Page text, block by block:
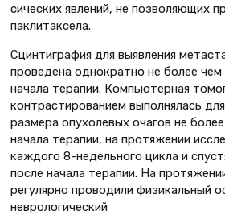
сических явлений, не позволяющих
паклитаксела.
Сцинтиграфия для выявления
проведена однократно не более
начала терапии. Компьютерная
контрастированием выполнялась
размера опухолевых очагов не
начала терапии, на протяжении
каждого 8-недельного цикла и
после начала терапии. На
регулярно проводили физикальный
неврологический